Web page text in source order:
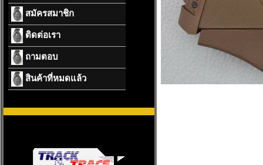
สมัครสมาชิก
ติดต่อเรา
ถามตอบ
สินค้าที่หมดแล้ว